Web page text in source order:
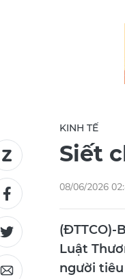
KINH TẾ
Siết
08/06/2026
(ĐTTCO)-
Luật
người